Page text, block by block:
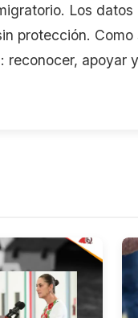
Los
protección.
reconocer, apoyar